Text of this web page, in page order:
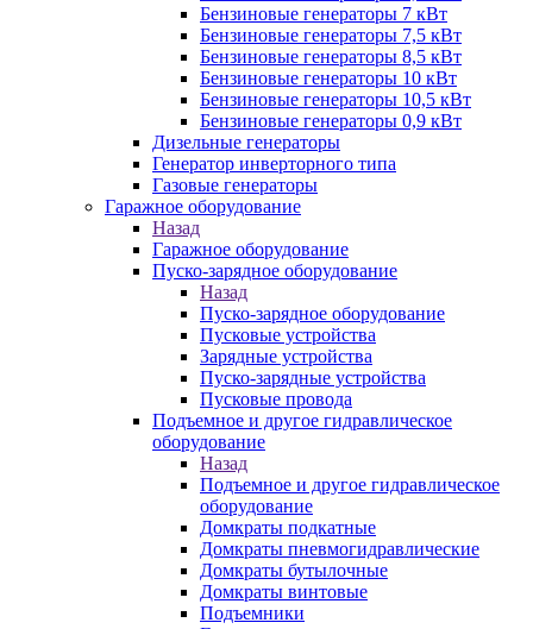
Бензиновые генераторы 7 кВт
Бензиновые генераторы 7,5 кВт
Бензиновые генераторы 8,5 кВт
Бензиновые генераторы 10 кВт
Бензиновые генераторы 10,5 кВт
Бензиновые генераторы 0,9 кВт
Дизельные генераторы
Генератор инверторного типа
Газовые генераторы
Гаражное оборудование
Назад
Гаражное оборудование
Пуско-зарядное оборудование
Назад
Пуско-зарядное оборудование
Пусковые устройства
Зарядные устройства
Пуско-зарядные устройства
Пусковые провода
Подъемное и другое гидравлическое
оборудование
Назад
Подъемное и другое гидравлическое
оборудование
Домкраты подкатные
Домкраты пневмогидравлические
Домкраты бутылочные
Домкраты винтовые
Подъемники